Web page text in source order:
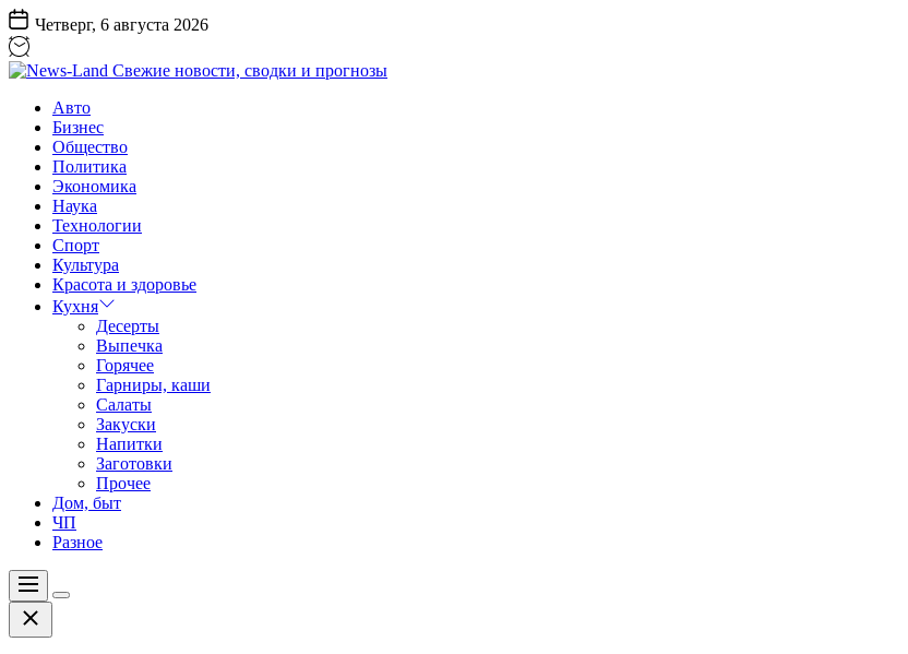
Перейти
к
содержанию
Четверг, 6 августа 2026
Land
Свежие
новости,
сводки
прогнозы
Авто
Бизнес
Общество
Политика
Экономика
Наука
Технологии
Спорт
Культура
Красота и здоровье
Кухня
Десерты
Выпечка
Горячее
Гарниры, каши
Салаты
Закуски
Напитки
Заготовки
Прочее
Дом, быт
ЧП
Разное
Меню
Цвет
Закрыть